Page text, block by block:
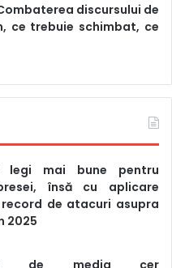
discursului de
ce trebuie schimbat, ce
legi mai bune pentru
însă cu aplicare
de atacuri asupra
2025
de media cer